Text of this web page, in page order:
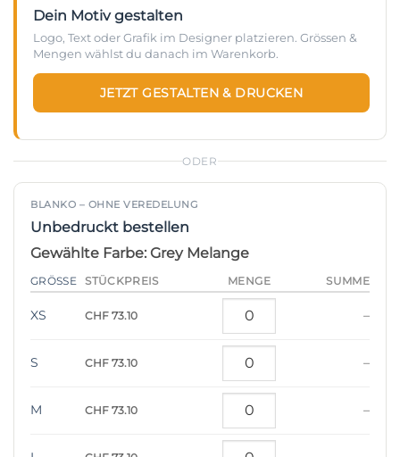
Dein Motiv gestalten
Logo, Text oder Grafik im Designer platzieren. Grössen &
Mengen wählst du danach im Warenkorb.
JETZT GESTALTEN & DRUCKEN
ODER
BLANKO – OHNE VEREDELUNG
Unbedruckt bestellen
Gewählte Farbe: Grey Melange
GRÖSSE STÜCKPREIS MENGE SUMME
XS CHF 73.10 –
S CHF 73.10 –
M CHF 73.10 –